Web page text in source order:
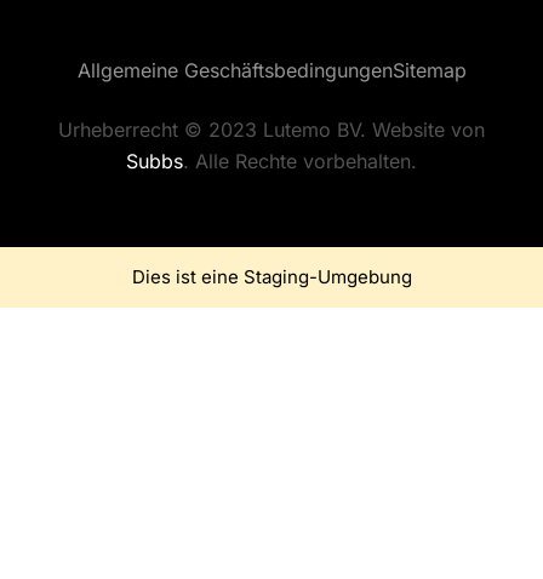
Urheberrecht © 2023 Lutemo BV. Website von
Subbs. Alle Rechte vorbehalten.
Allgemeine GeschäftsbedingungenSitemap
Dies ist eine Staging-Umgebung